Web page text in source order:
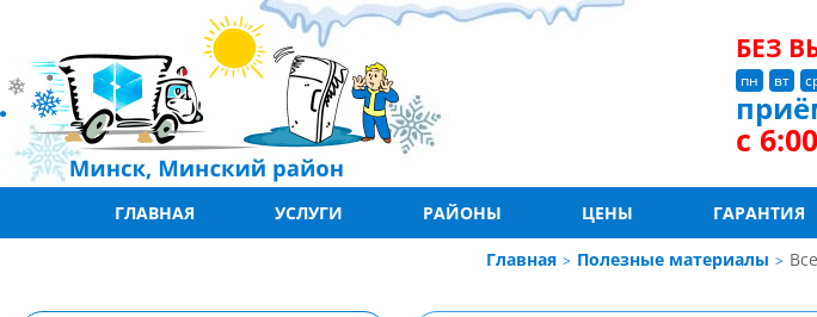
БЕЗ
пн вт
с
ГЛАВНАЯ УСЛУГИ РАЙОНЫ ЦЕНЫ ГАРАНТИЯ
Главная Полезные материалы